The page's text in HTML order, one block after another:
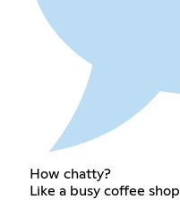
How chatty?
Like a busy coffee shop